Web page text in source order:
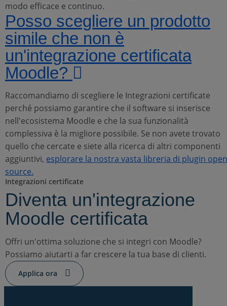
modo efficace e continuo.
Posso scegliere un prodotto
simile che non è
un'integrazione certificata
Moodle?
Raccomandiamo di scegliere le Integrazioni certificate
perché possiamo garantire che il software si inserisce
nell'ecosistema Moodle e che la sua funzionalità
complessiva è la migliore possibile. Se non avete trovato
quello che cercate e siete alla ricerca di altri componenti
aggiuntivi, esplorare la nostra vasta libreria di plugin open
source.
Integrazioni certificate
Diventa un'integrazione
Moodle certificata
Offri un'ottima soluzione che si integri con Moodle?
Possiamo aiutarti a far crescere la tua base di clienti.
Applica ora